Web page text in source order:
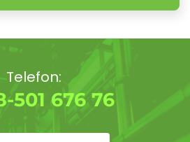
Telefon:
501 676 76